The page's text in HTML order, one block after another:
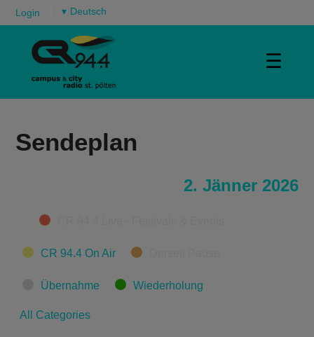
Login ▾
☰
Sendeplan
2. Jänner 2026
Categories
CR 94.4 On Air
Übernahme Wiederholung
All Categories